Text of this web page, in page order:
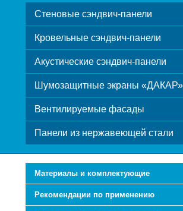
Стеновые сэндвич-панели
Кровельные сэндвич-панели
Акустические сэндвич-панели
Шумозащитные экраны «ДАКАР»
Вентилируемые фасады
Панели из нержавеющей стали
Материалы и комплектующие
Рекомендации по применению